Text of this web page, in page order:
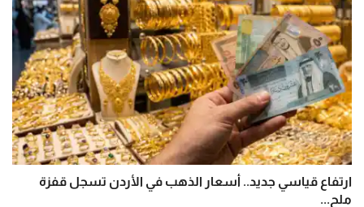
ارتفاع قياسي جديد.. أسعار الذهب في الأردن تسجل قفزة
ملح...